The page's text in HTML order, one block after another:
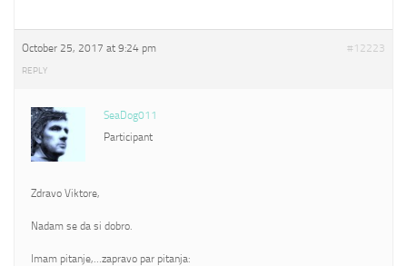
October 25, 2017 at 9:24 pm #12223
REPLY
SeaDog011
Participant
Zdravo Viktore,
Nadam se da si dobro.
Imam pitanje,…zapravo par pitanja: